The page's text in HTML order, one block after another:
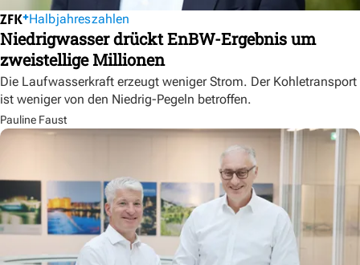
Halbjahreszahlen
Niedrigwasser drückt EnBW-Ergebnis um
zweistellige Millionen
Die Laufwasserkraft erzeugt weniger Strom. Der Kohletransport
ist weniger von den Niedrig-Pegeln betroffen.
Pauline Faust